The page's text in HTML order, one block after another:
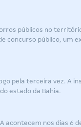
públicos no
concurso público, um
pela terceira vez. A
estado da Bahia.
acontecem nos dias 6